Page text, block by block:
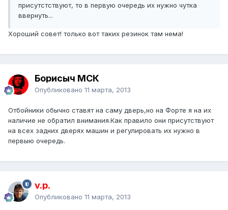
присутстствуют, то в первую очередь их нужно чутка
ввернуть...
Хороший совет! только вот таких резинок там нема!
Борисыч МСК
Опубликовано 11 марта, 2013
Отбойники обычно ставят на саму дверь,но на Форте я на их
наличие не обратил внимания.Как правило они присутствуют
на всех задних дверях машин и регулировать их нужно в
первыю очередь.
v.p.
Опубликовано 11 марта, 2013